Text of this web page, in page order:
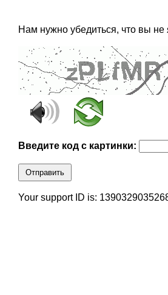
Нам нужно убедиться, что вы не
Введите код с картинки:
Отправить
Your support ID is: